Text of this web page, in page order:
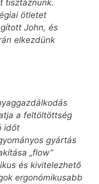
tisztáznunk.
ötletet
John, és
elkezdünk
a feltöltöttség
időt
gyártás
„flow”
és kivitelezhető
ergonómikusabb